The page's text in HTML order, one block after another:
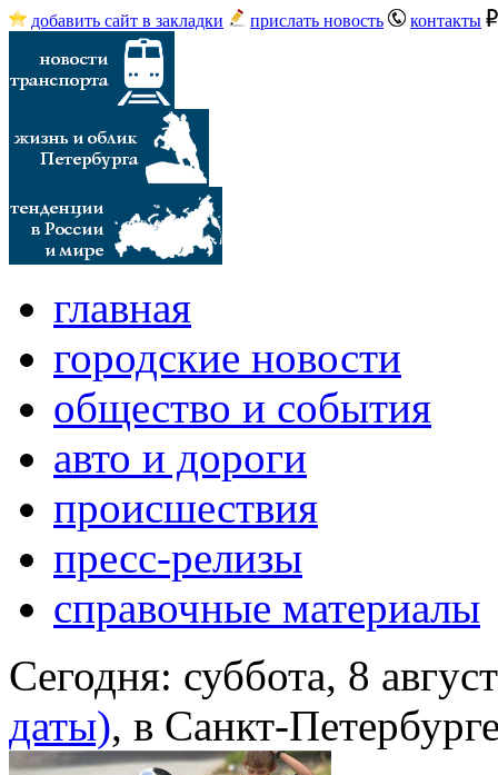
добавить сайт в закладки прислать новость контакты
главная
городские новости
общество и события
авто и дороги
происшествия
пресс-релизы
справочные материалы
Сегодня: суббота, 8
даты), в Санкт-